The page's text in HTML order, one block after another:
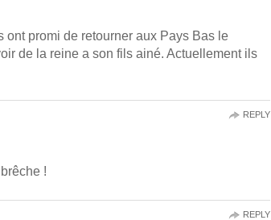
ont promi de retourner aux Pays Bas le
de la reine a son fils ainé. Actuellement ils
!
REPLY
REPLY